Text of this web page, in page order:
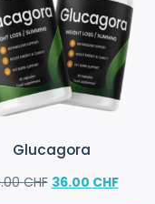
Glucagora
CHF 36.00 CHF